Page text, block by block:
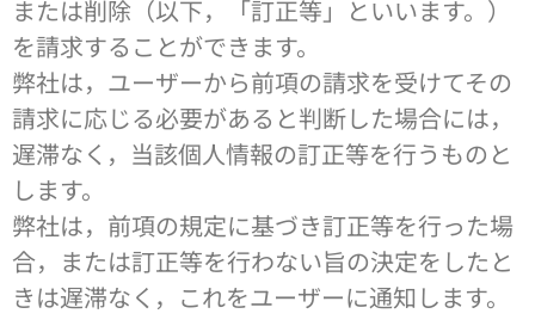
または削除（以下，「訂正等」といいます。）
を請求することができます。
弊社は，ユーザーから前項の請求を受けてその
請求に応じる必要があると判断した場合には，
遅滞なく，当該個人情報の訂正等を行うものと
します。
弊社は，前項の規定に基づき訂正等を行った場
合，または訂正等を行わない旨の決定をしたと
きは遅滞なく，これをユーザーに通知します。